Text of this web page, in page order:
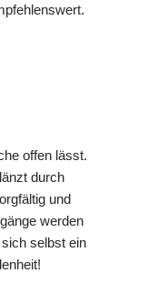
offen lässt.
durch
und
werden
selbst ein